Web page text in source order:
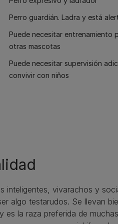
Perro guardián. Ladra y está
Puede necesitar entrenamiento
otras mascotas
Puede necesitar supervisión
convivir con niños
inteligentes, vivarachos y
algo testarudos. Se llevan
es la raza preferida de